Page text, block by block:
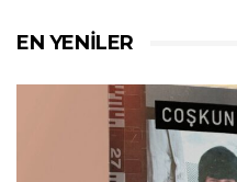
EN YENILER